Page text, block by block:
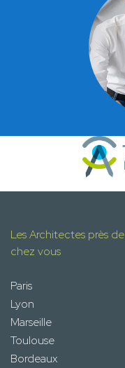
Les Architectes près de
chez vous
Paris
Lyon
Marseille
Toulouse
Bordeaux